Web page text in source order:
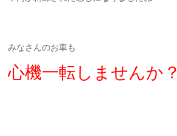
みなさんのお車も
心機一転しませんか？